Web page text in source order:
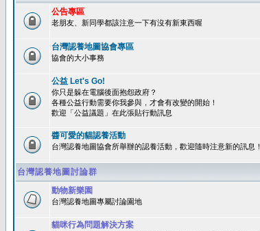
公告專區
老朋友、新同學都該注意一下有沒有新東西喔
台灣認養地圖協會專區
協會的大小事務
公益 Let's Go!
你只是躲在電腦後面抱怨政府？
各種公益行動需要你我參與，才會有改變的開始！
歡迎「公益議題」在此張貼行動訊息
醬可愛的貓認養活動
台灣認養地圖協會所舉辦的認養活動，歡迎隨時注意新的訊息！
台灣認養地圖討論群
動物新樂園
台灣認養地圖專屬討論園地
貓咪行為問題解決方案